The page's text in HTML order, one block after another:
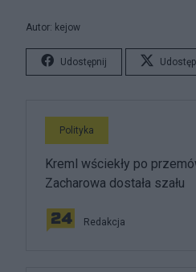
Autor: kejow
Udostępnij
Polityka
Kreml wściekły po
Zacharowa dostała szału
Redakcja